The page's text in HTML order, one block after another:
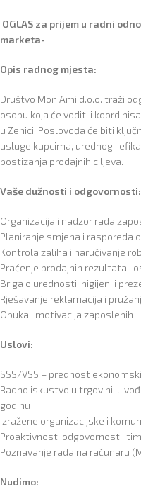
OGLAS za prijem u radni
marketa-
Opis radnog mjesta:
Društvo Mon Ami d.o.o. traži
osobu koja će voditi i
u Zenici. Poslovođa će biti
usluge kupcima, urednog i
postizanja prodajnih ciljeva.
Vaše dužnosti i odgovornosti:
Organizacija i nadzor rada
Planiranje smjena i rasporeda
Kontrola zaliha i naručivanje
Praćenje prodajnih rezultata i
Briga o urednosti, higijeni i
Rješavanje reklamacija i
Obuka i motivacija zaposlenih
Uslovi:
SSS/VSS – prednost
Radno iskustvo u trgovini ili
godinu
Izražene organizacijske i
Proaktivnost, odgovornost i
Poznavanje rada na računaru
Nudimo: